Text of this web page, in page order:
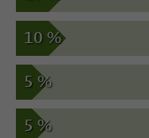
10 %
5 %
5 %